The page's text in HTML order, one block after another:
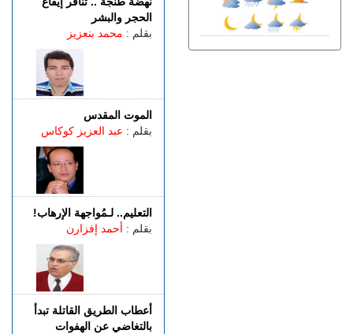
الحجر والبشر
بقلم : محمد بنعزيز
الموت المقدس
بقلم : عبد العزيز كوكاس
التعليم.. لـمُواجهة الإرهاب!
بقلم : أحمد إفزارن
أعطاب الطريق القاتلة تبدأ
بالتغاضي عن الهفوات
الجمعة 07 غشت | 20:08
باستخدام مفاتيح مزورة..